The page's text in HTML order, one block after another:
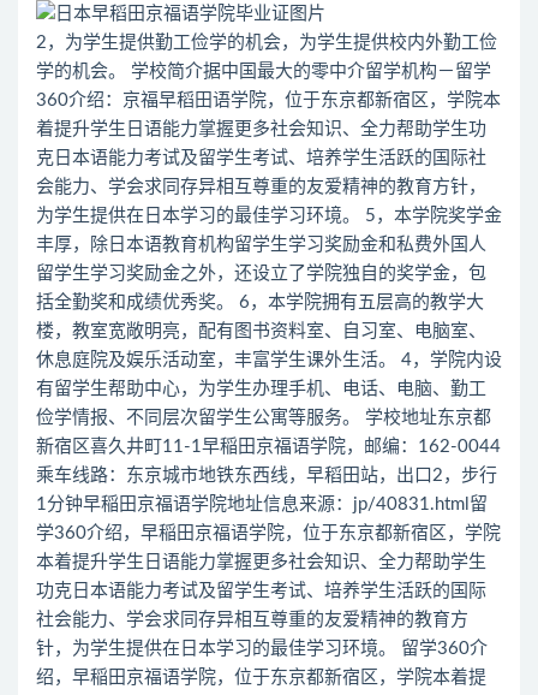
2，为学生提供勤工俭学的机会，为学生提供校内外勤工俭
学的机会。 学校简介据中国最大的零中介留学机构－留学
360介绍：京福早稻田语学院，位于东京都新宿区，学院本
着提升学生日语能力掌握更多社会知识、全力帮助学生功
克日本语能力考试及留学生考试、培养学生活跃的国际社
会能力、学会求同存异相互尊重的友爱精神的教育方针，
为学生提供在日本学习的最佳学习环境。 5，本学院奖学金
丰厚，除日本语教育机构留学生学习奖励金和私费外国人
留学生学习奖励金之外，还设立了学院独自的奖学金，包
括全勤奖和成绩优秀奖。 6，本学院拥有五层高的教学大
楼，教室宽敞明亮，配有图书资料室、自习室、电脑室、
休息庭院及娱乐活动室，丰富学生课外生活。 4，学院内设
有留学生帮助中心，为学生办理手机、电话、电脑、勤工
俭学情报、不同层次留学生公寓等服务。 学校地址东京都
新宿区喜久井町11-1早稲田京福语学院，邮编：162-0044
乘车线路：东京城市地铁东西线，早稻田站，出口2，步行
1分钟早稲田京福语学院地址信息来源：jp/40831.html留
学360介绍，早稲田京福语学院，位于东京都新宿区，学院
本着提升学生日语能力掌握更多社会知识、全力帮助学生
功克日本语能力考试及留学生考试、培养学生活跃的国际
社会能力、学会求同存异相互尊重的友爱精神的教育方
针，为学生提供在日本学习的最佳学习环境。 留学360介
绍，早稲田京福语学院，位于东京都新宿区，学院本着提